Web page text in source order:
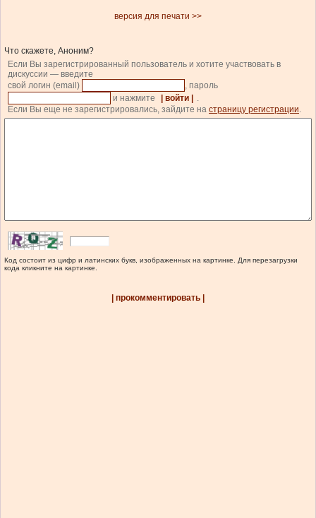
версия для печати >>
Что скажете, Аноним?
Если Вы зарегистрированный пользователь и хотите участвовать в
дискуссии — введите
свой логин (email)
, пароль
и нажмите
| войти |
.
Если Вы еще не зарегистрировались, зайдите на страницу регистрации.
Код состоит из цифр и латинских букв, изображенных на картинке. Для перезагрузки
кода кликните на картинке.
| прокомментировать |